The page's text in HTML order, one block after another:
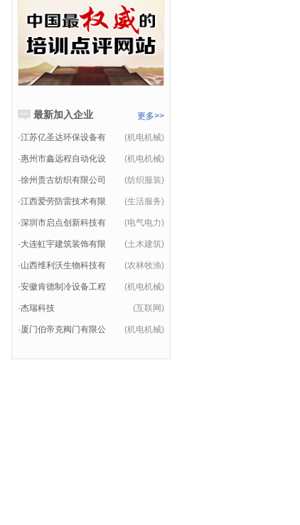
最新加入企业 更多>>
(机电机械)
·江苏亿圣达环保设备有
(机电机械)
·惠州市鑫远程自动化设
(纺织服装)
·徐州贵古纺织有限公司
(生活服务)
·江西爱劳防雷技术有限
(电气电力)
·深圳市启点创新科技有
(土木建筑)
·大连虹宇建筑装饰有限
(农林牧渔)
·山西维利沃生物科技有
(机电机械)
·安徽肯德制冷设备工程
(互联网)
·杰瑞科技
(机电机械)
·厦门伯帝克阀门有限公